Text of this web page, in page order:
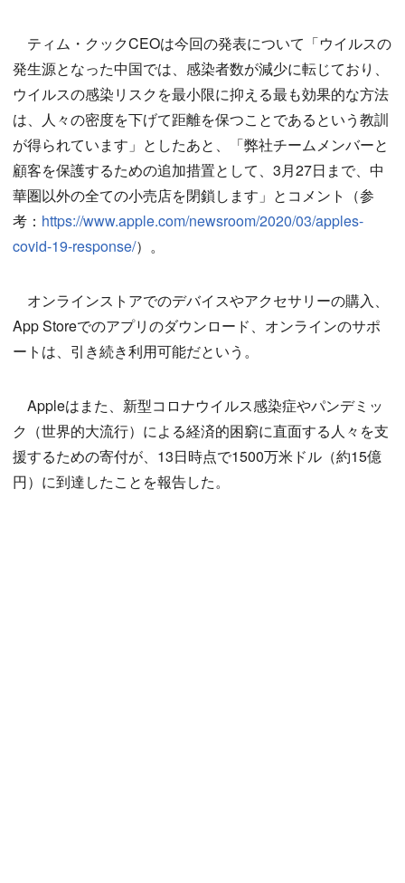
ティム・クックCEOは今回の発表について「ウイルスの
発生源となった中国では、感染者数が減少に転じており、
ウイルスの感染リスクを最小限に抑える最も効果的な方法
は、人々の密度を下げて距離を保つことであるという教訓
が得られています」としたあと、「弊社チームメンバーと
顧客を保護するための追加措置として、3月27日まで、中
華圏以外の全ての小売店を閉鎖します」とコメント（参
考： https://www.apple.com/newsroom/2020/03/apples-
covid-19-response/）。
オンラインストアでのデバイスやアクセサリーの購入、
App Storeでのアプリのダウンロード、オンラインのサポ
ートは、引き続き利用可能だという。
Appleはまた、新型コロナウイルス感染症やパンデミッ
ク（世界的大流行）による経済的困窮に直面する人々を支
援するための寄付が、13日時点で1500万米ドル（約15億
円）に到達したことを報告した。